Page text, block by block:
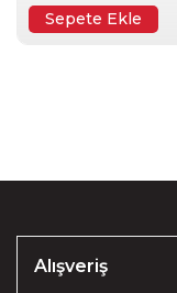
Sepete Ekle
Alışveriş